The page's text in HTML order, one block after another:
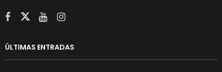
ÚLTIMAS ENTRADAS